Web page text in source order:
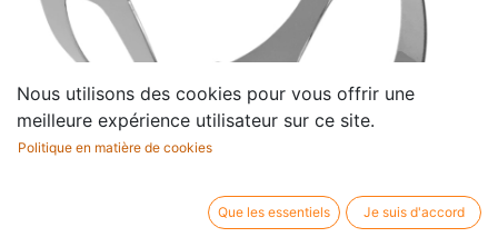
Nous utilisons des cookies pour vous offrir une
meilleure expérience utilisateur sur ce site.
Politique en matière de cookies
Que les essentiels Je suis d'accord